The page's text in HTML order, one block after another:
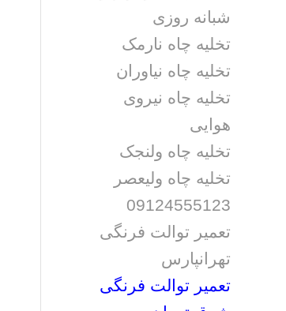
شبانه روزی
تخلیه چاه نارمک
تخلیه چاه نیاوران
تخلیه چاه نیروی
هوایی
تخلیه چاه ولنجک
تخلیه چاه ولیعصر
09124555123
تعمیر توالت فرنگی
تهرانپارس
تعمیر توالت فرنگی